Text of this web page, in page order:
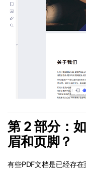
第 2 部分：
眉和页脚？
有些PDF文档是已经存